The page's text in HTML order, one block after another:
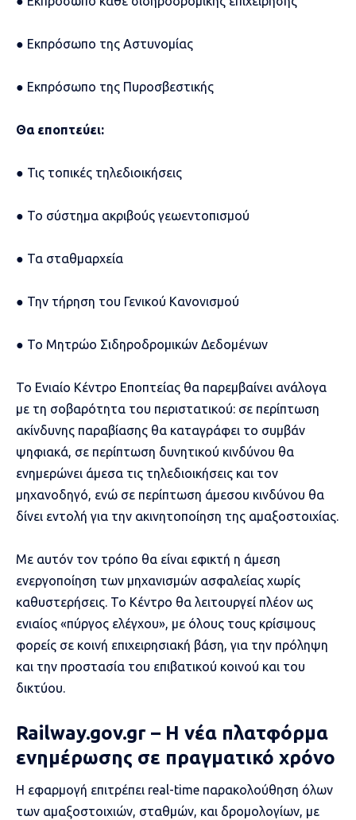
● Εκπρόσωπο της Αστυνομίας
● Εκπρόσωπο της Πυροσβεστικής
Θα εποπτεύει:
● Τις τοπικές τηλεδιοικήσεις
● Το σύστημα ακριβούς γεωεντοπισμού
● Τα σταθμαρχεία
● Την τήρηση του Γενικού Κανονισμού
● Το Μητρώο Σιδηροδρομικών Δεδομένων
Το Ενιαίο Κέντρο Εποπτείας θα παρεμβαίνει ανάλογα
με τη σοβαρότητα του περιστατικού: σε περίπτωση
ακίνδυνης παραβίασης θα καταγράφει το συμβάν
ψηφιακά, σε περίπτωση δυνητικού κινδύνου θα
ενημερώνει άμεσα τις τηλεδιοικήσεις και τον
μηχανοδηγό, ενώ σε περίπτωση άμεσου κινδύνου θα
δίνει εντολή για την ακινητοποίηση της αμαξοστοιχίας.
Με αυτόν τον τρόπο θα είναι εφικτή η άμεση
ενεργοποίηση των μηχανισμών ασφαλείας χωρίς
καθυστερήσεις. Το Κέντρο θα λειτουργεί πλέον ως
ενιαίος «πύργος ελέγχου», με όλους τους κρίσιμους
φορείς σε κοινή επιχειρησιακή βάση, για την πρόληψη
και την προστασία του επιβατικού κοινού και του
δικτύου.
Railway.gov.gr – Η νέα πλατφόρμα
ενημέρωσης σε πραγματικό χρόνο
Η εφαρμογή επιτρέπει real-time παρακολούθηση όλων
των αμαξοστοιχιών, σταθμών, και δρομολογίων, με